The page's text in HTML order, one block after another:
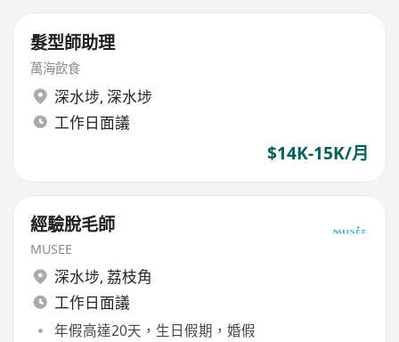
髮型師助理
萬海飲食
深水埗, 深水埗
工作日面議
$14K-15K/月
經驗脫毛師
MUSEE
深水埗, 荔枝角
工作日面議
年假高達20天，生日假期，婚假